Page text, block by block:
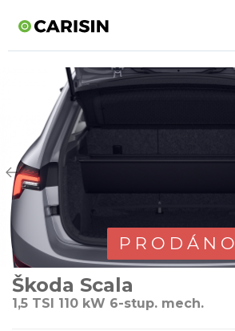
PRODÁNO
Škoda Scala
1,5 TSI 110 kW 6-stup. mech.